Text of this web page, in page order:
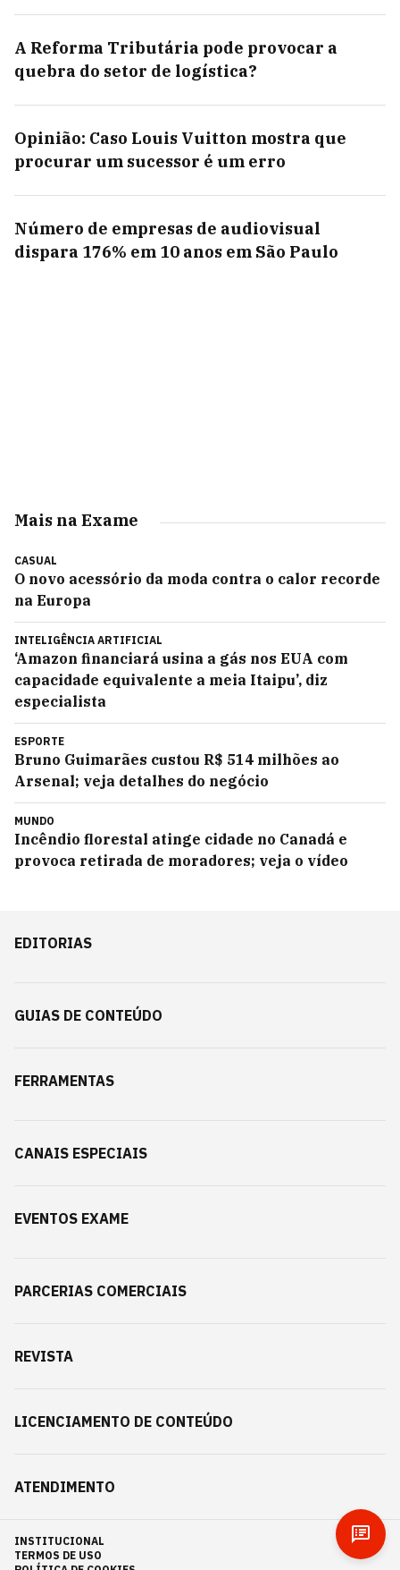
A Reforma Tributária pode provocar a
quebra do setor de logística?
Opinião: Caso Louis Vuitton mostra que
procurar um sucessor é um erro
Número de empresas de audiovisual
dispara 176% em 10 anos em São Paulo
Mais na Exame
CASUAL
O novo acessório da moda contra o calor recorde
na Europa
INTELIGÊNCIA ARTIFICIAL
‘Amazon financiará usina a gás nos EUA com
capacidade equivalente a meia Itaipu’, diz
especialista
ESPORTE
Bruno Guimarães custou R$ 514 milhões ao
Arsenal; veja detalhes do negócio
MUNDO
Incêndio florestal atinge cidade no Canadá e
provoca retirada de moradores; veja o vídeo
EDITORIAS
GUIAS DE CONTEÚDO
FERRAMENTAS
CANAIS ESPECIAIS
EVENTOS EXAME
PARCERIAS COMERCIAIS
REVISTA
LICENCIAMENTO DE CONTEÚDO
ATENDIMENTO
INSTITUCIONAL
TERMOS DE USO